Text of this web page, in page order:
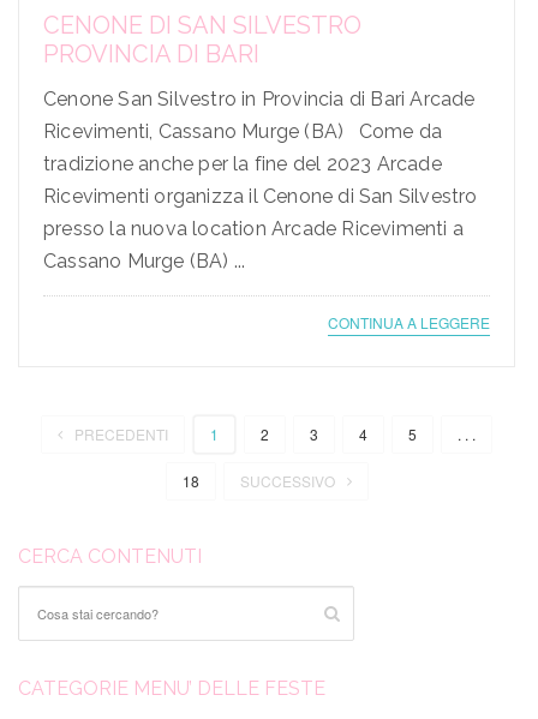
CENONE DI SAN SILVESTRO
PROVINCIA DI BARI
Cenone San Silvestro in Provincia di Bari Arcade
Ricevimenti, Cassano Murge (BA) Come da
tradizione anche per la fine del 2023 Arcade
Ricevimenti organizza il Cenone di San Silvestro
presso la nuova location Arcade Ricevimenti a
Cassano Murge (BA) ...
CONTINUA A LEGGERE
PRECEDENTI 1 2 3 4 5 . . .
18 SUCCESSIVO
CERCA CONTENUTI
CATEGORIE MENU’ DELLE FESTE